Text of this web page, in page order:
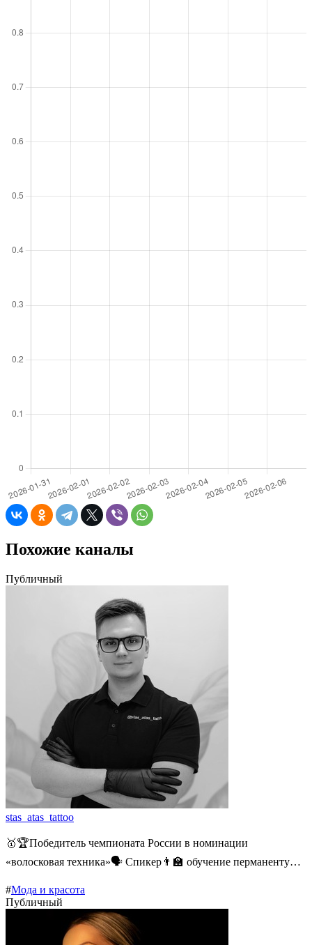
Похожие каналы
Публичный
stas_atas_tattoo
🥇🏆Победитель чемпионата России в номинации
«волосковая техника»🗣️ Спикер👨‍🏫 обучение перманенту…
#Мода и красота
Публичный